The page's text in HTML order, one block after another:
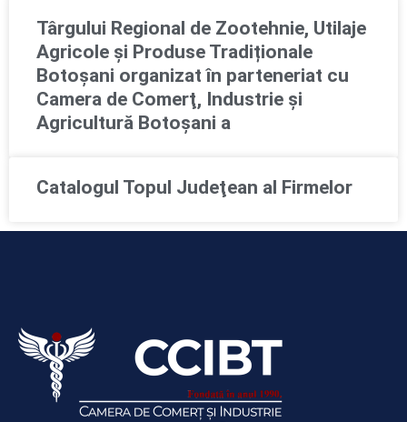
Târgului Regional de Zootehnie, Utilaje
Agricole și Produse Tradiționale
Botoșani organizat în parteneriat cu
Camera de Comerţ, Industrie şi
Agricultură Botoşani a
Catalogul Topul Judeţean al Firmelor